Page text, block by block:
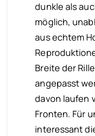
dunkle als
möglich,
aus echtem
Breite der
angepasst
davon laufen
Fronten. Für
interessant